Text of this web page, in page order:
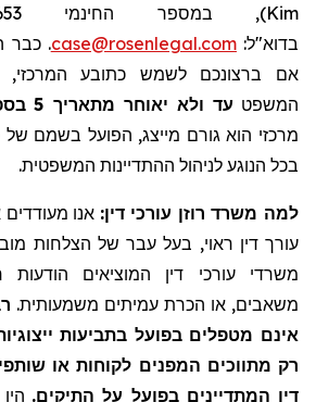
Kim
בדוא"ל:case@rosenlegal.com. כבר
אם ברצונכם לשמש כתובע המרכזי,
המשפט עד ולא יאוחר מתאריך 5
מרכזי הוא גורם מייצג, הפועל בשמם
בכל הנוגע לניהול ההתדיינות המשפטית.
למה משרד רוזן עורכי דין: אנו
עורך דין ראוי, בעל עבר של הצלחות
משרדי עורכי דין המוציאים הודעות
משאבים, או הכרת עמיתים משמעותית.
אינם מטפלים בפועל בתביעות
רק מתווכים המפנים לקוחות או
דין המתדיינים בפועל על התיקים.